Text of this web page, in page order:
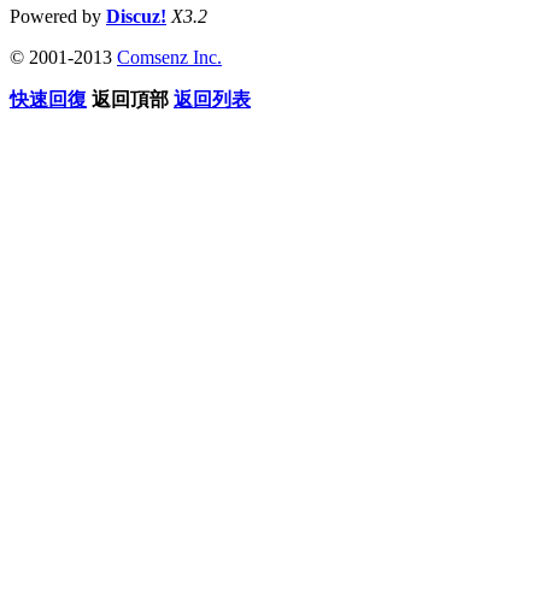
Powered by Discuz! X3.2
© 2001-2013 Comsenz Inc.
快速回復 返回頂部 返回列表